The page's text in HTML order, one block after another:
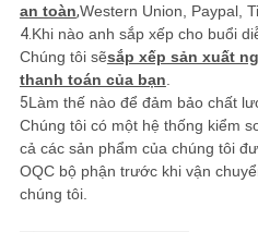
an toàn,Western Union, Paypal,
4. Khi nào anh sắp xếp cho buổi
Chúng tôi sẽsắp xếp sản xuất
thanh toán của bạn
5Làm thế nào để đảm bảo chất
Chúng tôi có một hệ thống kiểm
cả các sản phẩm của chúng tôi
OQC bộ phận trước khi vận
chúng tôi.